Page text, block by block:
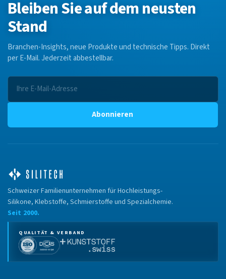
Bleiben Sie auf dem neusten
Stand
Branchen-Insights, neue Produkte und technische Tipps. Direkt
per E-Mail. Jederzeit abbestellbar.
Abonnieren
Schweizer Familienunternehmen für Hochleistungs-
Silikone, Klebstoffe, Schmierstoffe und Spezialchemie.
Seit 2000.
QUALITÄT & VERBAND